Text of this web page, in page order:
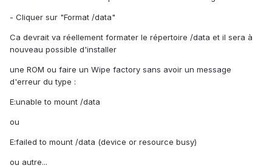
- Cliquer sur "Format /data"
Ca devrait va réellement formater le répertoire /data et il sera à
nouveau possible d'installer
une ROM ou faire un Wipe factory sans avoir un message
d'erreur du type :
E:unable to mount /data
ou
E:failed to mount /data (device or resource busy)
ou autre...